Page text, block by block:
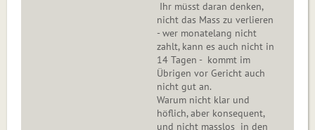
Ihr müsst daran denken,
nicht das Mass zu verlieren
- wer monatelang nicht
zahlt, kann es auch nicht in
14 Tagen - kommt im
Übrigen vor Gericht auch
nicht gut an.
Warum nicht klar und
höflich, aber konsequent,
und nicht masslos in den